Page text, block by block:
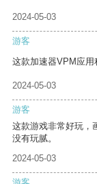
2024-05-03
游客
这款加速器VPM应用
2024-05-03
游客
这款游戏非常好玩，
没有玩腻。
2024-05-03